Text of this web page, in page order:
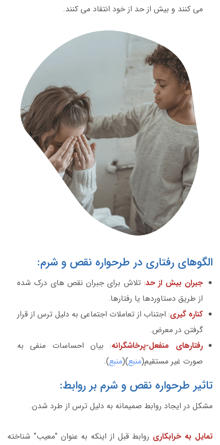
می کنند و بیش از حد از خود انتقاد می کنند.
الگوهای رفتاری در طرحواره نقص و شرم:
جبران بیش از حد: تلاش برای جبران نقص های درک شده
از طریق دستاوردها یا رفتارها.
کناره گیری: اجتناب از تعاملات اجتماعی به دلیل ترس از قرار
گرفتن در معرض.
رفتارهای منفعل-پرخاشگرانه: بیان احساسات منفی به
صورت غیر مستقیم(منبع)(منبع).
تاثیر طرحواره نقص و شرم بر روابط:
مشکل در ایجاد روابط صمیمانه به دلیل ترس از طرد شدن.
تمایل به خرابکاری روابط قبل از اینکه به عنوان "معیب" شناخته